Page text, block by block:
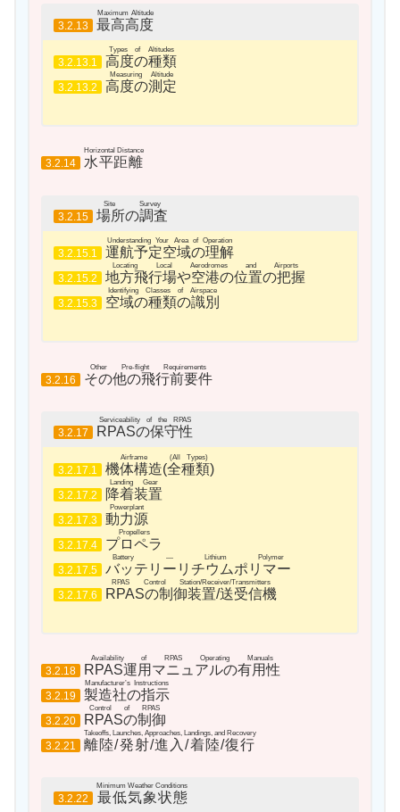
3.2.13 最高高度
Maximum Altitude
3.2.13.1 高度の種類
Types of Altitudes
3.2.13.2 高度の測定
Measuring Altitude
3.2.14 水平距離
Horizontal Distance
3.2.15 場所の調査
Site Survey
3.2.15.1 運航予定空域の理解
Understanding Your Area of Operation
3.2.15.2 地方飛行場や空港の位置の把握
Locating Local Aerodromes and Airports
3.2.15.3 空域の種類の識別
Identifying Classes of Airspace
3.2.16 その他の飛行前要件
Other Pre-flight Requirements
3.2.17 RPASの保守性
Serviceability of the RPAS
3.2.17.1 機体構造
Airframe
(全種類
(All Types)
)
3.2.17.2 降着装置
Landing Gear
3.2.17.3 動力源
Powerplant
3.2.17.4 プロペラ
Propellers
3.2.17.5 バッテリーリチウムポリマー
Battery — Lithium Polymer
3.2.17.6 RPASの制御装置/送受信機
RPAS Control Station/Receiver/Transmitters
3.2.18 RPAS運用マニュアルの有用性
Availability of RPAS Operating Manuals
3.2.19 製造社の指示
Manufacturer’s Instructions
3.2.20 RPASの制御
Control of RPAS
3.2.21 離陸/発射/進入/着陸/復行
Takeoffs, Launches, Approaches, Landings, and Recovery
3.2.22 最低気象状態
Minimum Weather Conditions